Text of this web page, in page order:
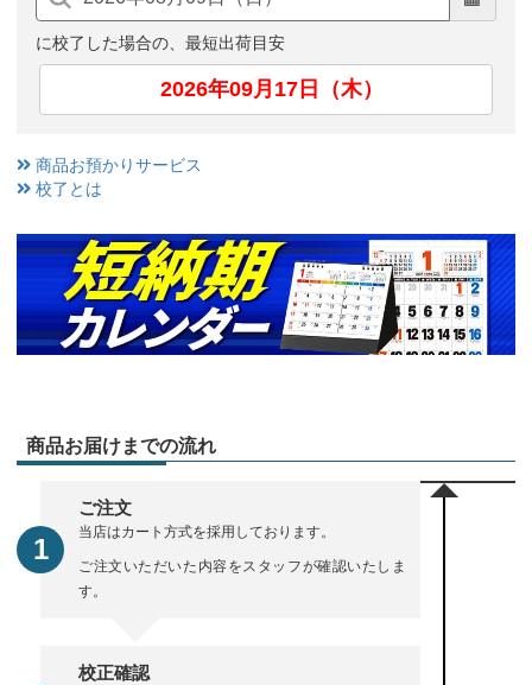
に校了した場合の、最短出荷目安
2026年09月17日（木）
商品お預かりサービス
校了とは
商品お届けまでの流れ
ご注文
当店はカート方式を採用しております。
ご注文いただいた内容をスタッフが確認いたしま
す。
校正確認